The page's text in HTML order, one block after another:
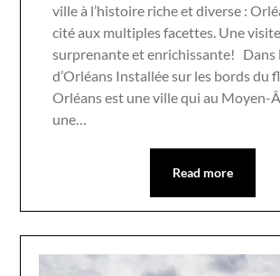
ville à l’histoire riche et diverse :
cité aux multiples facettes. Une visite
surprenante et enrichissante! Dans
d’Orléans Installée sur les bords du
Orléans est une ville qui au Moyen-
une…
Read more